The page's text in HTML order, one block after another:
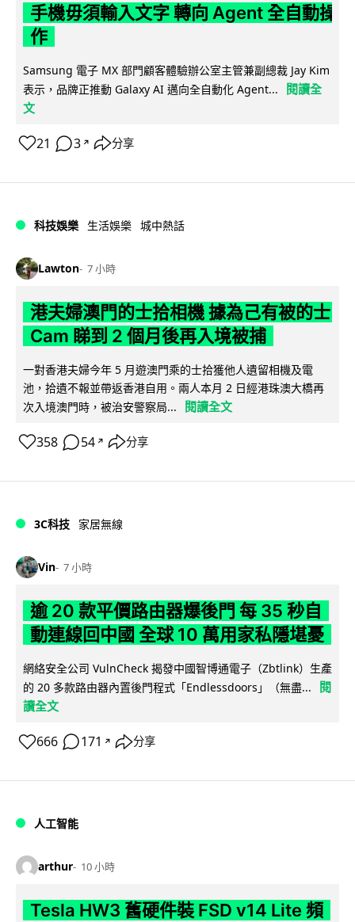
手機毋須輸入文字 轉向 Agent 全自動操
作
Samsung 電子 MX 部門顧客體驗辦公室主管兼副總裁 Jay Kim
表示，品牌正推動 Galaxy AI 邁向全自動化 Agent...
閱讀全
文
21 3 ↗ 分享
科技娛樂 生活娛樂 城中熱話
Lawton 7 小時
港夫婦澳門的士拾相機 據為己有被的士
Cam 睇到 2 個月後再入境被捕
一對香港夫婦今年 5 月遊澳門乘的士拾獲他人遺留相機及電
池，拾遺不報並帶返香港自用。兩人本月 2 日經港珠澳大橋再
次入境澳門時，被治安警察局...
閱讀全文
358 54 ↗ 分享
3C科技 家居無線
Vin 7 小時
逾 20 款平價路由器爆後門 每 35 秒自
動連線回中國 全球 10 萬用家私隱堪憂
網絡安全公司 VulnCheck 揭發中國智博通電子（Zbtlink）生產
的 20 多款路由器內置後門程式「Endlessdoors」（無盡...
閱
讀全文
666 171 ↗ 分享
人工智能
arthur 10 小時
Tesla HW3 舊硬件裝 FSD v14 Lite 頻